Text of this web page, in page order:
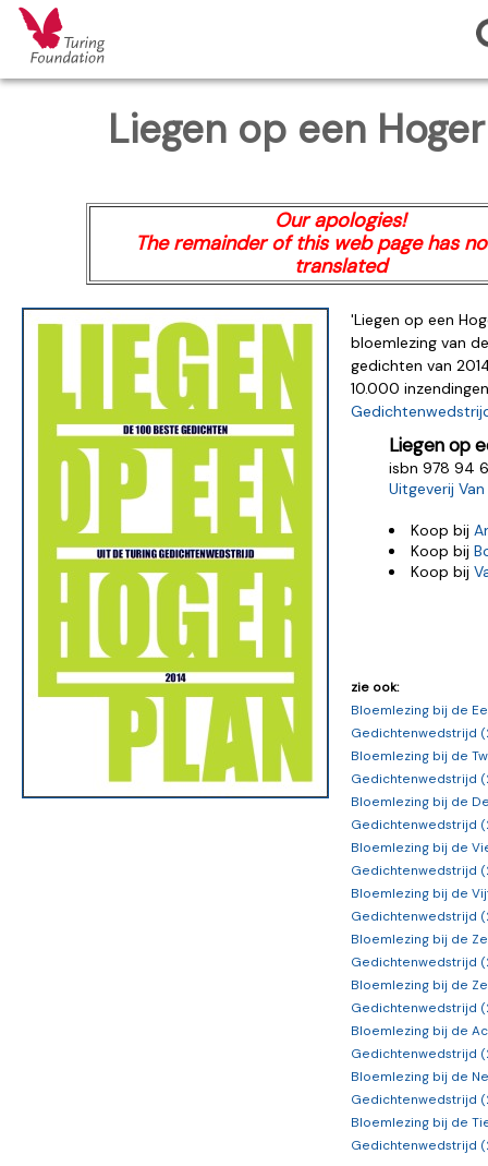
Liegen op een
Our apologies!
The remainder of this web page has
translated
'Liegen op een
bloemlezing van
gedichten van
10.000
Liegen op
isbn 978 94
Uitgeverij
Koop bij
Koop bij
Koop bij
zie ook:
Bloemlezing bij de
Gedichtenwedstrijd
Bloemlezing bij de
Gedichtenwedstrijd
Bloemlezing bij de
Gedichtenwedstrijd
Bloemlezing bij de
Gedichtenwedstrijd
Bloemlezing bij de
Gedichtenwedstrijd
Bloemlezing bij de
Gedichtenwedstrijd
Bloemlezing bij de
Gedichtenwedstrijd
Bloemlezing bij de
Gedichtenwedstrijd
Bloemlezing bij de
Gedichtenwedstrijd
Bloemlezing bij de
Gedichtenwedstrijd